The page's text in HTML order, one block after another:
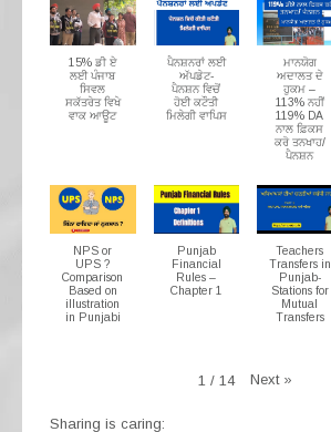
15% ਡੀ ਏ
ਲਈ ਪੰਜਾਬ
ਸਿਵਲ
ਸਕੱਤਰੇਤ ਵਿਖੇ
ਵਾਕ ਆਊਟ
ਪੈਨਸ਼ਨਰਾਂ ਲਈ
ਅੱਪਡੇਟ-
ਪੈਨਸ਼ਨ ਵਿਚੋਂ
ਹੋਈ ਕਟੌਤੀ
ਮਿਲੇਗੀ ਵਾਪਿਸ
ਮਾਨਯੋਗ
ਅਦਾਲਤ ਦੇ
ਹੁਕਮ –
113% ਨਹੀਂ
119% DA
ਨਾਲ ਫ਼ਿਕਸ
ਕਰੋ ਤਨਖਾਹ/
ਪੈਨਸ਼ਨ
NPS or
UPS ?
Comparison
Based on
illustration
in Punjabi
Punjab
Financial
Rules –
Chapter 1
Teachers
Transfers in
Punjab-
Stations for
Mutual
Transfers
1 / 14 Next »
Sharing is caring: